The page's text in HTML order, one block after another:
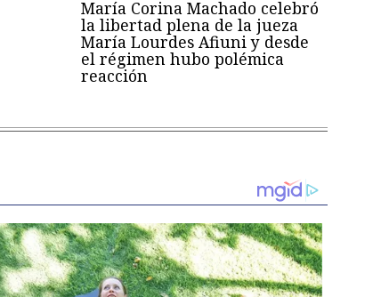
María Corina Machado celebró
la libertad plena de la jueza
María Lourdes Afiuni y desde
el régimen hubo polémica
reacción